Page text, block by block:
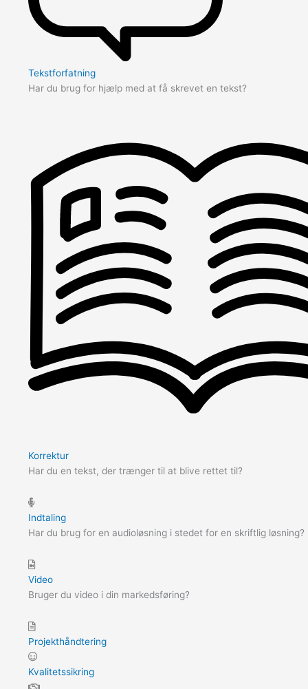
Tekstforfatning
Har du brug for hjælp med at få skrevet en tekst?
Korrektur
Har du en tekst, der trænger til at blive rettet til?
Indtaling
Har du brug for en audioløsning i stedet for en skriftlig løsning?
Video
Bruger du video i din markedsføring?
Projekthåndtering
Kvalitetssikring